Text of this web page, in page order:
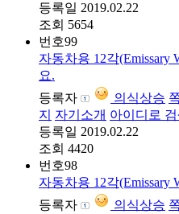
등록일 2019.02.22
조회 5654
번호99
자동차용 12각(Emissary
요.
등록자
의식상승
지
자기소개 아이디로 검
등록일 2019.02.22
조회 4420
번호98
자동차용 12각(Emissary
등록자
의식상승